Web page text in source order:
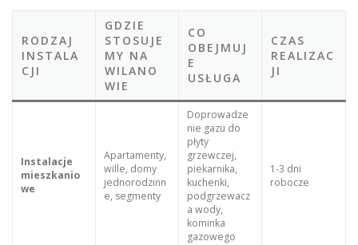
RODZAJ
INSTALA
CJI
GDZIE
STOSUJE
MY NA
WILANO
WIE
CO
OBEJMUJ
E
USŁUGA
CZAS
REALIZAC
JI
Instalacje
mieszkanio
we
Apartamenty,
wille, domy
jednorodzinn
e, segmenty
Doprowadze
nie gazu do
płyty
grzewczej,
piekarnika,
kuchenki,
podgrzewacz
a wody,
kominka
gazowego
1-3 dni
robocze